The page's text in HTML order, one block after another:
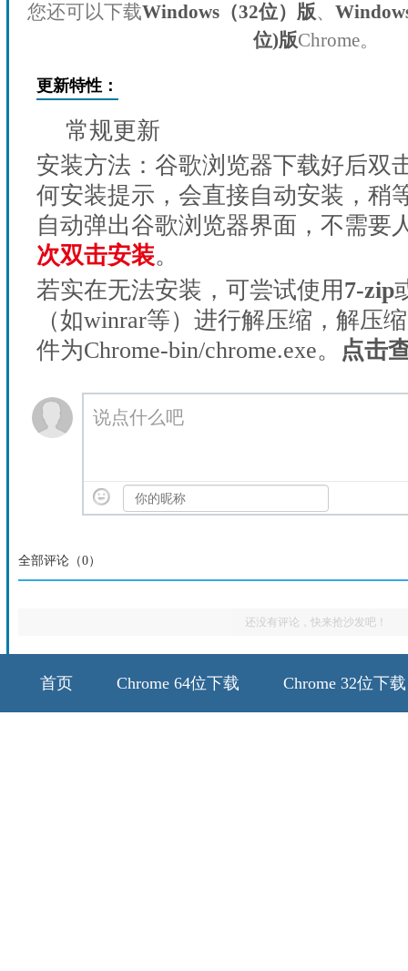
您还可以下载Windows（32位）版、
位)版Chrome。
更新特性：
常规更新
安装方法：谷歌浏览器下载好后双
何安装提示，会直接自动安装，稍
自动弹出谷歌浏览器界面，不需要
次双击安装。
若实在无法安装，可尝试使用7-zip
（如winrar等）进行解压缩，解压
件为Chrome-bin/chrome.exe。
点击
说点什么吧
全部评论（0）
还没有评论，快来抢沙发吧！
首页 Chrome 64位下载 Chrome 32位下载